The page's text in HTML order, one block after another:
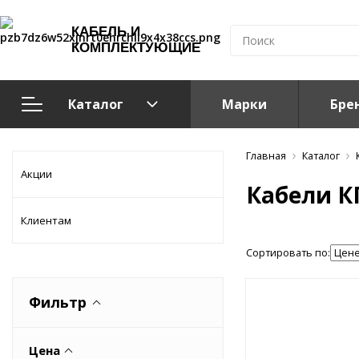
КАБЕЛЬ И
КОМПЛЕКТУЮЩИЕ
Каталог
Кабельно-проводниковая продукция
Марки
Акции
Клиентам
Фильтр
Цена
Главная Каталог
Кабели
Сортировать по: